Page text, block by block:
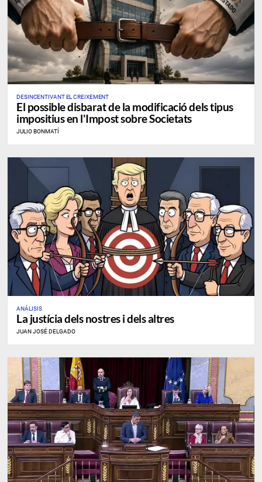
DESINCENTIVANT EL CREIXEMENT
El possible disbarat de la modificació dels tipus
impositius en l'Impost sobre Societats
JULIO BONMATÍ
ANÁLISIS
La justícia dels nostres i dels altres
JUAN JOSÉ DELGADO